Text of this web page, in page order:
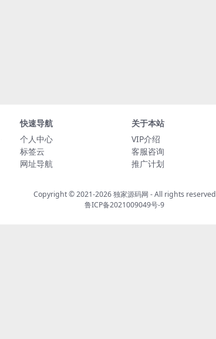
快速导航
个人中心
标签云
网址导航
关于本站
VIP介绍
客服咨询
推广计划
Copyright © 2021-2026独家源码网 - All rights reserved
鲁ICP备2021009049号-9